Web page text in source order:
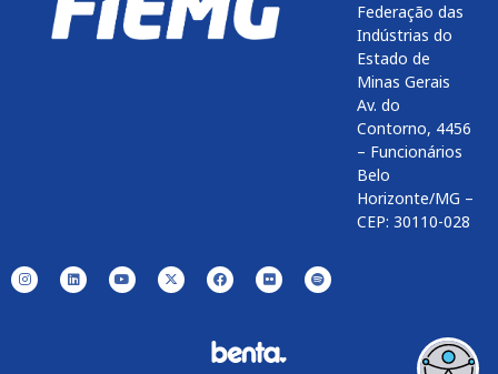
Federação das
Indústrias do
Estado de
Minas Gerais
Av. do
Contorno, 4456
– Funcionários
Belo
Horizonte/MG –
CEP: 30110-028